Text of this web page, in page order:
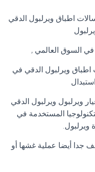
اطباق ويرلبول الدقي
في السوق العالمي ,
اطباق ويرلبول الدقي في
ويرلبول ويرلبول الدقي
المستخدمة في
ويرلبول.
أيضا عملية غشها أو